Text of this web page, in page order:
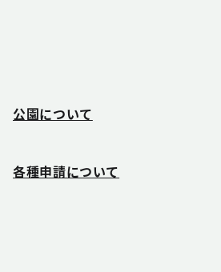
公園について
各種申請について